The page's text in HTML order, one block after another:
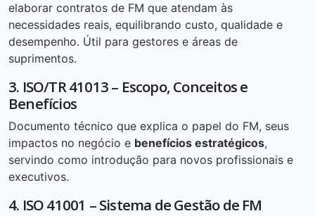
elaborar contratos de FM que atendam às
necessidades reais, equilibrando custo, qualidade e
desempenho. Útil para gestores e áreas de
suprimentos.
3. ISO/TR 41013 – Escopo, Conceitos e
Benefícios
Documento técnico que explica o papel do FM, seus
impactos no negócio e benefícios estratégicos,
servindo como introdução para novos profissionais e
executivos.
4. ISO 41001 – Sistema de Gestão de FM